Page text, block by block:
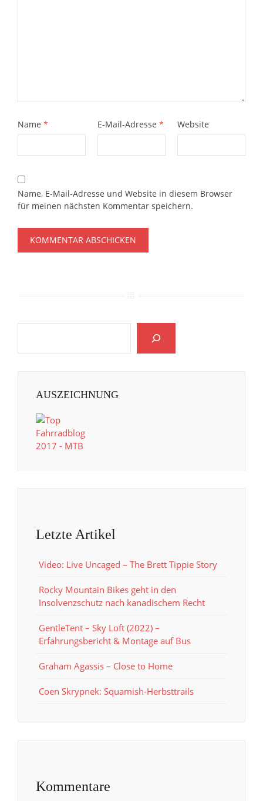
Name * E-Mail-Adresse * Website
Name, E-Mail-Adresse und Website in diesem Browser
für meinen nächsten Kommentar speichern.
AUSZEICHNUNG
Letzte Artikel
Video: Live Uncaged – The Brett Tippie Story
Rocky Mountain Bikes geht in den
Insolvenzschutz nach kanadischem Recht
GentleTent – Sky Loft (2022) –
Erfahrungsbericht & Montage auf Bus
Graham Agassis – Close to Home
Coen Skrypnek: Squamish-Herbsttrails
Kommentare